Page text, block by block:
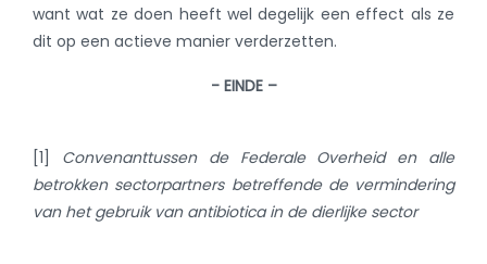
want wat ze doen heeft wel degelijk een effect als ze
dit op een actieve manier verderzetten.
- EINDE –
[1] Convenanttussen de Federale Overheid en alle
betrokken sectorpartners betreffende de vermindering
van het gebruik van antibiotica in de dierlijke sector